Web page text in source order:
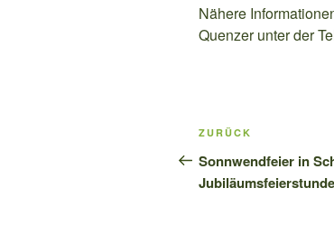
Nähere
Quenzer unter der
Vorheriger
Beitrag
ZURÜCK
Sonnwendfeier in
Jubiläumsfeierstunde